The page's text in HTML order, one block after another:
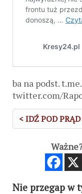
ba na podst.
twitter.com/
< IDŹ POD PRĄD
Nie przegap w